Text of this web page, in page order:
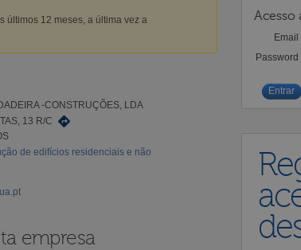
últimos 12 meses, a última vez a
-CONSTRUÇÕES, LDA
13 R/C
de edifícios residenciais e não
empresa
Acesso
Email
Password